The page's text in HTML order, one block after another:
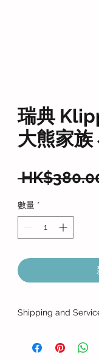
瑞典
大熊家族
數量 *
Shipping and
港澳地區順豐快遞配